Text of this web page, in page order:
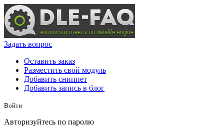
Задать вопрос
Оставить заказ
Разместить свой модуль
Добавить сниппет
Добавить запись в блог
Войти
Авторизуйтесь по паролю